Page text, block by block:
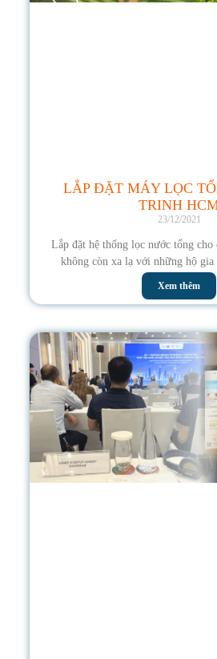
LẮP ĐẶT MÁY LỌC
TRINH
23/12/2021
Lắp đặt hệ thống lọc nước tổng cho
không còn xa lạ với những hộ gia
Xem thêm